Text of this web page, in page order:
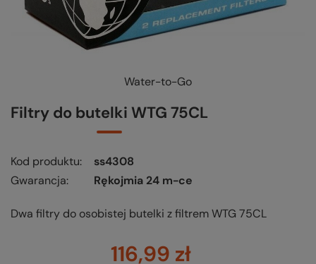
Water-to-Go
Filtry do butelki WTG 75CL
Kod produktu
ss4308
Gwarancja
Rękojmia 24 m-ce
Dwa filtry do osobistej butelki z filtrem WTG 75CL
116,99 zł